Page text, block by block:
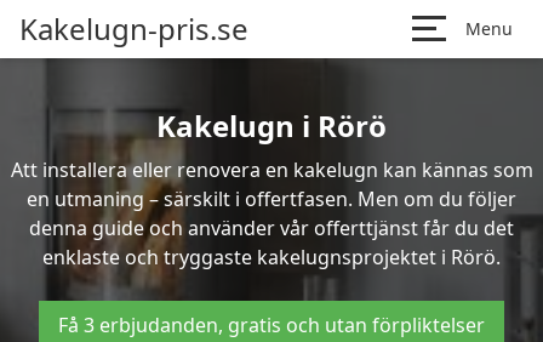
Kakelugn-pris.se Menu
Kakelugn i Rörö
Att installera eller renovera en kakelugn kan kännas som
en utmaning – särskilt i offertfasen. Men om du följer
denna guide och använder vår offerttjänst får du det
enklaste och tryggaste kakelugnsprojektet i Rörö.
Få 3 erbjudanden, gratis och utan förpliktelser